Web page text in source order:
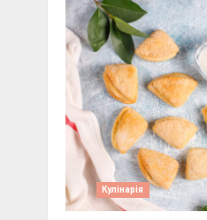
Кулінарія